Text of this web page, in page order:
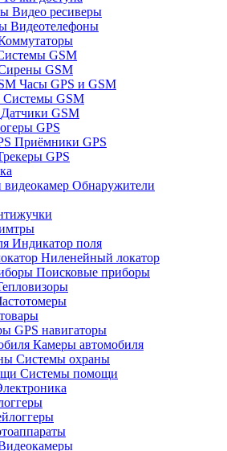
Видео ресиверы
Видеотелефоны
GSM
GSM
Часы GPS и GSM
Системы GSM
Датчики GSM
GPS
Приёмники GPS
GPS
Обнаружители
Индикатор поля
Ниленейный локатор
Поисковые приборы
GPS навигаторы
Камеры автомобиля
Системы охраны
Системы помощи